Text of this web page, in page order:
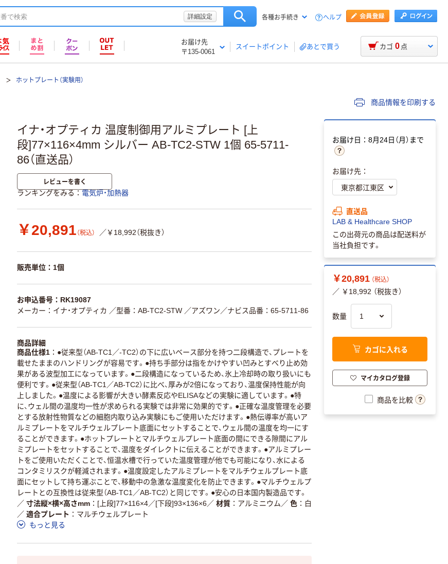
詳細設定 各種お手続き ヘルプ
お届け先
〒135-0061
スイートポイント あとで買う カゴ 0 点
ホットプレート（実験用）
商品情報を印刷する
イナ・オプティカ 温度制御用アルミプレート [上
段]77×116×4mm シルバー AB-TC2-STW 1個 65-5711-
86（直送品）
レビューを書く
ランキングをみる 電気炉・加熱器
￥20,891 （税込） ／￥18,992（税抜き）
販売単位：1個
お申込番号：RK19087
メーカー：イナ・オプティカ ／型番：AB-TC2-STW ／アズワン／ナビス品番：65-5711-86
商品詳細
商品仕様1
●従来型（AB-TC1／-TC2）の下に広いベース部分を持つ二段構造で、プレートを
載せたままのハンドリングが容易です。●持ち手部分は指をかけやすい凹みとすべり止め効
果がある波型加工になっています。●二段構造になっているため、氷上冷却時の取り扱いにも
便利です。●従来型（AB-TC1／AB-TC2）に比べ、厚みが2倍になっており、温度保持性能が向
上しました。●温度による影響が大きい酵素反応やELISAなどの実験に適しています。●特
に、ウェル間の温度均一性が求められる実験では非常に効果的です。●正確な温度管理を必要
とする放射性物質などの細胞内取り込み実験にもご使用いただけます。●熱伝導率が高いア
ルミプレートをマルチウェルプレート底面にセットすることで、ウェル間の温度を均一にす
ることができます。●ホットプレートとマルチウェルプレート底面の間にできる隙間にアル
ミプレートをセットすることで、温度をダイレクトに伝えることができます。●アルミプレー
トをご使用いただくことで、恒温水槽で行っていた温度管理が他でも可能になり、水による
コンタミリスクが軽減されます。●温度設定したアルミプレートをマルチウェルプレート底
面にセットして持ち運ぶことで、移動中の急激な温度変化を防止できます。●マルチウェルプ
レートとの互換性は従来型（AB-TC1／AB-TC2）と同じです。●安心の日本国内製造品です。
／ 寸法縦×横×高さmm [上段]77×116×4／[下段]93×136×6／ 材質 アルミニウム ／ 色
白
／ 適合プレート
マルチウェルプレート
もっと見る
お届け日：8月24日（月）まで
お届け先：
直送品
LAB & Healthcare SHOP
この出荷元の商品は配送料が
当社負担です。
￥20,891 （税込）
／ ￥18,992 （税抜き）
数量
カゴに入れる
マイカタログ登録
商品を比較